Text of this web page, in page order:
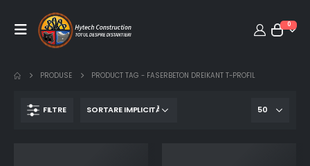
0
PRODUSE PRODUCT TAG - FASERBETON DREIKANT T-PROFIL
FILTRE